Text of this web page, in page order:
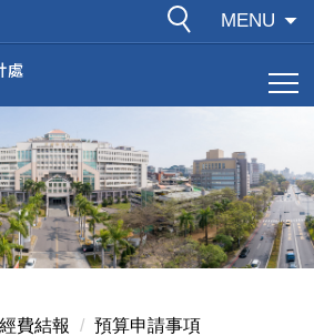
MENU
費結報 預算申請事項